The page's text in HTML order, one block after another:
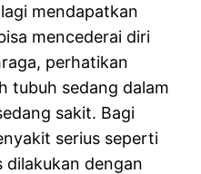
mendapatkan
mencederai diri
perhatikan
tubuh sedang dalam
sakit. Bagi
serius seperti
dilakukan dengan